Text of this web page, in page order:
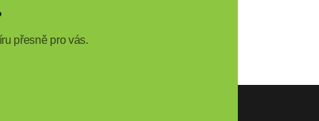
přesně pro vás.